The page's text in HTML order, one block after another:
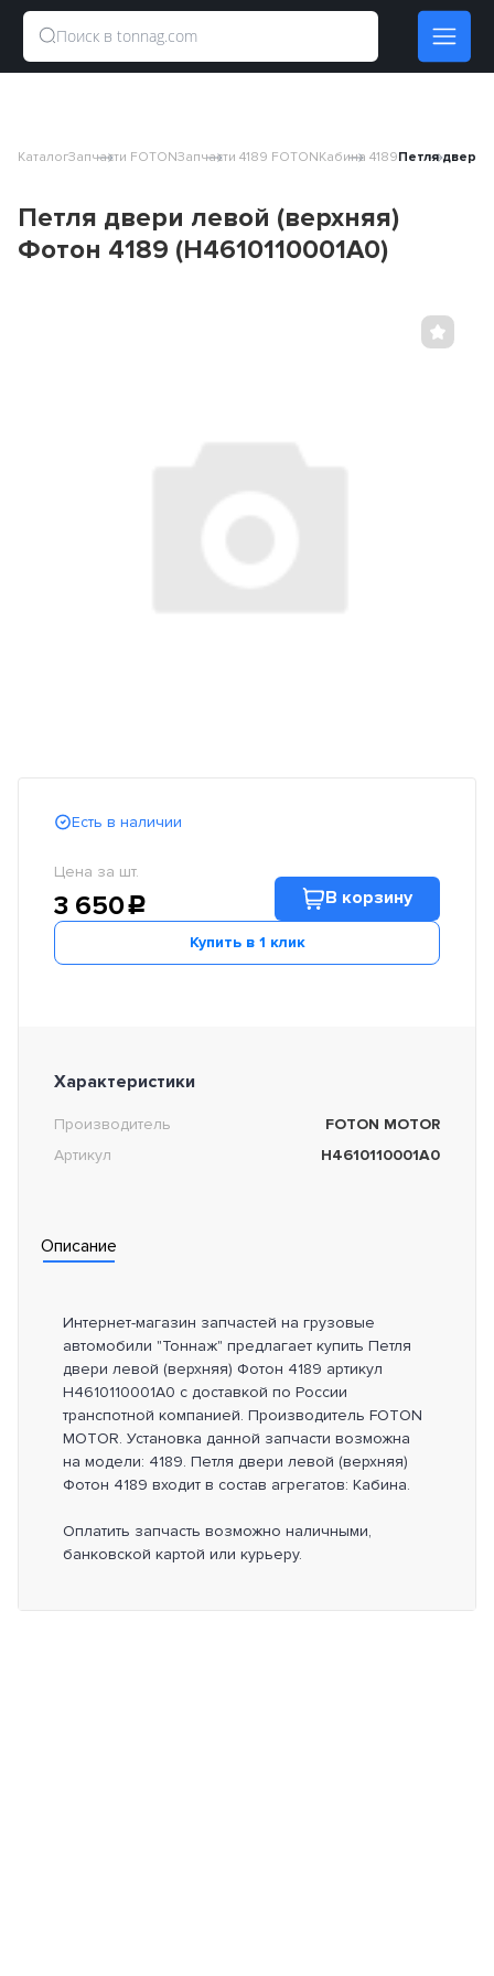
КаталогЗапчасти FOTONЗапчасти 4189 FOTONКабина 4189Петля двери
Петля двери левой (верхняя)
Фотон 4189 (H4610110001A0)
Есть в наличии
Цена за шт.
3 650c В корзину
Купить в 1 клик
Характеристики
Производитель
FOTON MOTOR
Артикул
H4610110001A0
Описание
Интернет-магазин запчастей на грузовые
автомобили "Тоннаж" предлагает купить Петля
двери левой (верхняя) Фотон 4189 артикул
H4610110001A0 с доставкой по России
транспотной компанией. Производитель FOTON
MOTOR. Установка данной запчасти возможна
на модели: 4189. Петля двери левой (верхняя)
Фотон 4189 входит в состав агрегатов: Кабина.
Оплатить запчасть возможно наличными,
банковской картой или курьеру.